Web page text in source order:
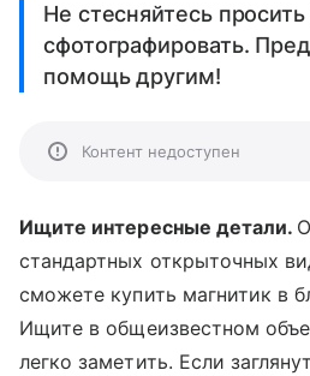
Не стесняйтесь
сфотографировать.
помощь другим!
Контент недоступен
Ищите интересные детали.
стандартных открыточных
сможете купить магнитик в
Ищите в общеизвестном
легко заметить. Если